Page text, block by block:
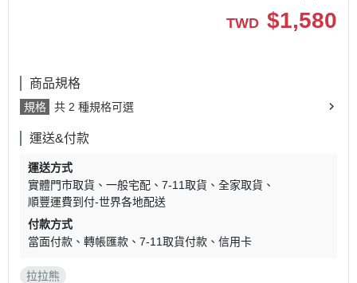
TWD $1,580
商品規格
規格 共 2 種規格可選
運送&付款
運送方式
實體門市取貨
一般宅配 7-11取貨
全家取貨
順豐運費到付-世界各地配送
付款方式
當面付款
轉帳匯款 7-11取貨付款 信用卡
拉拉熊